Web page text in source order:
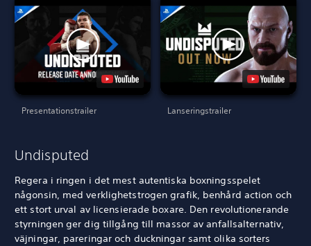
Undisputed
Regera i ringen i det mest autentiska boxningsspelet
någonsin, med verklighetstrogen grafik, benhård action och
ett stort urval av licensierade boxare. Den revolutionerande
styrningen ger dig tillgång till massor av anfallsalternativ,
väjningar, pareringar och duckningar samt olika sorters
Presentationstrailer Lanseringstrailer